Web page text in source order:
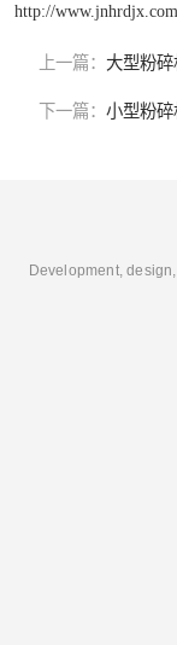
http://www.jnhrdjx.com
上一篇： 大型粉
下一篇： 小型粉碎
Development,